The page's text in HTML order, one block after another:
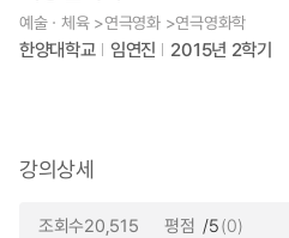
예술ㆍ체육 >연극영화 >연극영화학
한양대학교 임연진 2015년 2학기
강의상세
조회수20,515 평점 /5(0)